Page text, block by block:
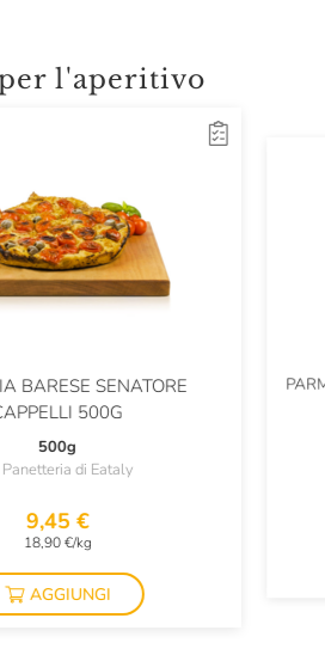
l'aperitivo
BARESE SENATORE
500G
500g
Panetteria di Eataly
9,45 €
18,90 €/kg
AGGIUNGI